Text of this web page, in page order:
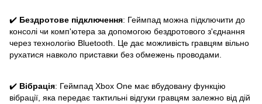
✔️ Бездротове підключення: Геймпад можна підключити до
консолі чи комп'ютера за допомогою бездротового з'єднання
через технологію Bluetooth. Це дає можливість гравцям вільно
рухатися навколо приставки без обмежень проводами.
✔️ Вібрація: Геймпад Xbox One має вбудовану функцію
вібрації, яка передає тактильні відгуки гравцям залежно від дій